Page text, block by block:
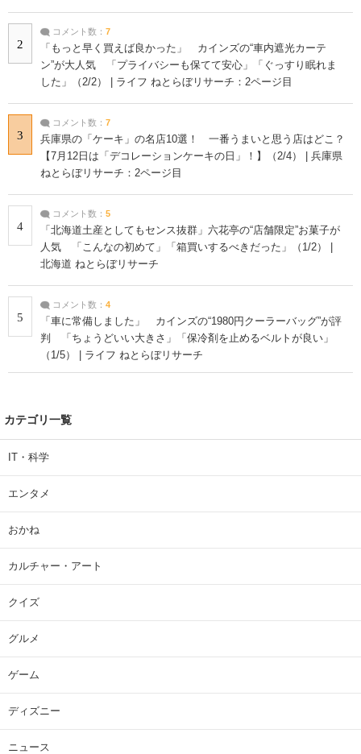
2
コメント数： 7
「もっと早く買えば良かった」 カインズの“車内遮光カーテ
ン”が大人気 「プライバシーも保てて安心」「ぐっすり眠れま
した」（2/2） | ライフ ねとらぼリサーチ：2ページ目
3
コメント数： 7
兵庫県の「ケーキ」の名店10選！ 一番うまいと思う店はどこ？
【7月12日は「デコレーションケーキの日」！】（2/4） | 兵庫県
ねとらぼリサーチ：2ページ目
4
コメント数： 5
「北海道土産としてもセンス抜群」六花亭の“店舗限定”お菓子が
人気 「こんなの初めて」「箱買いするべきだった」（1/2） |
北海道 ねとらぼリサーチ
5
コメント数： 4
「車に常備しました」 カインズの“1980円クーラーバッグ”が評
判 「ちょうどいい大きさ」「保冷剤を止めるベルトが良い」
（1/5） | ライフ ねとらぼリサーチ
カテゴリ一覧
IT・科学
エンタメ
おかね
カルチャー・アート
クイズ
グルメ
ゲーム
ディズニー
ニュース